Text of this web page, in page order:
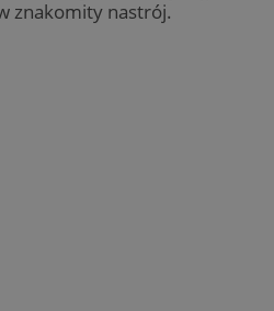
znakomity nastrój.